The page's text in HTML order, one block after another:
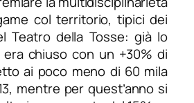
col territorio, tipici dei
Teatro della Tosse: già lo
chiuso con un +30% di
ai poco meno di 60 mila
mentre per quest’anno si